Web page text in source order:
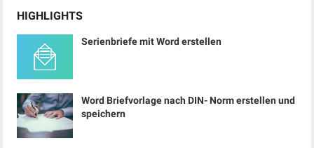
HIGHLIGHTS
Serienbriefe mit Word erstellen
Word Briefvorlage nach DIN- Norm erstellen und
speichern